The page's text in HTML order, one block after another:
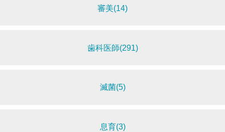
審美(14)
歯科医師(291)
滅菌(5)
息育(3)